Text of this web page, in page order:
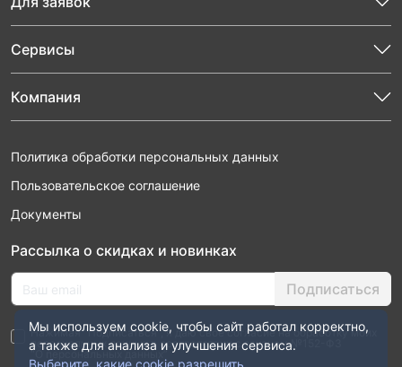
Сервисы
Компания
Политика обработки персональных данных
Пользовательское соглашение
Документы
Рассылка о скидках и новинках
Подписаться
Нажимая “Подписаться”, я даю свое согласие на обработку моих
персональных данных в соответствии с законом №152-ФЗ
“О персональных данных”
Мы используем cookie, чтобы сайт работал корректно,
а также для анализа и улучшения сервиса.
Выберите, какие cookie разрешить